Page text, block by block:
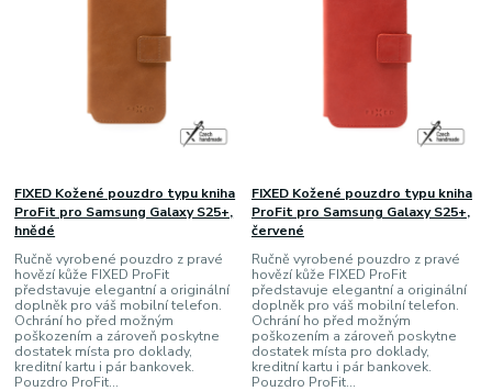
FIXED Kožené pouzdro typu kniha
ProFit pro Samsung Galaxy S25+,
hnědé
Ručně vyrobené pouzdro z pravé
hovězí kůže FIXED ProFit
představuje elegantní a originální
doplněk pro váš mobilní telefon.
Ochrání ho před možným
poškozením a zároveň poskytne
dostatek místa pro doklady,
kreditní kartu i pár bankovek.
Pouzdro ProFit...
FIXED Kožené pouzdro typu kniha
ProFit pro Samsung Galaxy S25+,
červené
Ručně vyrobené pouzdro z pravé
hovězí kůže FIXED ProFit
představuje elegantní a originální
doplněk pro váš mobilní telefon.
Ochrání ho před možným
poškozením a zároveň poskytne
dostatek místa pro doklady,
kreditní kartu i pár bankovek.
Pouzdro ProFit...